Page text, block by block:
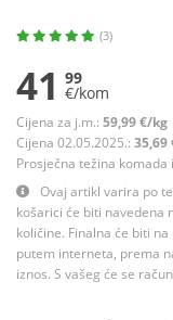
(3)
41 99
€/kom
Cijena za j.m.: 59,99 €/kg
Cijena 02.05.2025.: 35,69
Prosječna težina komada
Ovaj artikl varira po
košarici će biti navedena
količine. Finalna će biti
putem interneta, prema
iznos. S vašeg će se